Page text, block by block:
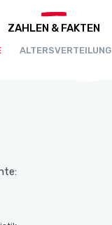
ZAHLEN & FAKTEN
ALTERSVERTEILUNG